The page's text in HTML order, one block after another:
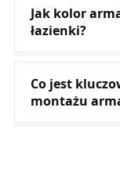
Jak kolor
łazienki?
Co jest
montażu